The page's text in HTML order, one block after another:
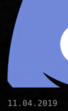
11.04.2019